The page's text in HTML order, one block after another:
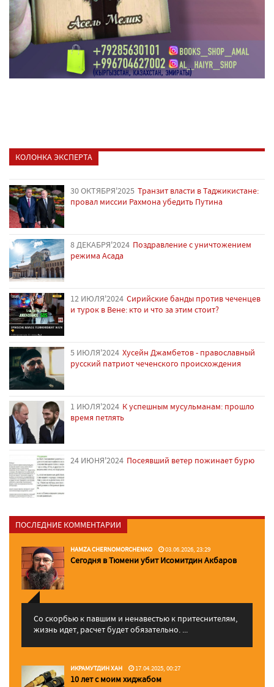
КОЛОНКА ЭКСПЕРТА
30 ОКТЯБРЯ'2025 Транзит власти в Таджикистане:
провал миссии Рахмона убедить Путина
8 ДЕКАБРЯ'2024 Поздравление с уничтожением
режима Асада
12 ИЮЛЯ'2024 Сирийские банды против чеченцев
и турок в Вене: кто и что за этим стоит?
5 ИЮЛЯ'2024 Хусейн Джамбетов - православный
русский патриот чеченского происхождения
1 ИЮЛЯ'2024 К успешным мусульманам: прошло
время петлять
24 ИЮНЯ'2024 Посеявший ветер пожинает бурю
ПОСЛЕДНИЕ КОММЕНТАРИИ
HAMZA CHERNOMORCHENKO 03.06.2026, 23:29
Сегодня в Тюмени убит Исомитдин Акбаров
Со скорбью к павшим и ненавестью к притеснителям,
жизнь идет, расчет будет обязательно. ...
ИКРАМУТДИН ХАН 17.04.2025, 00:27
10 лет с моим хиджабом